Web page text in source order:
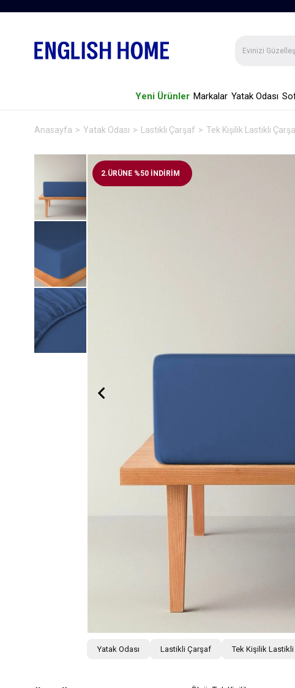
Yeni Ürünler Markalar Yatak Odası
Anasayfa Yatak Odası Lastikli Çarşaf Tek Kişilik Lastikli
2.ÜRÜNE %50 İNDİRİM
Yatak Odası Lastikli Çarşaf Tek Kişilik